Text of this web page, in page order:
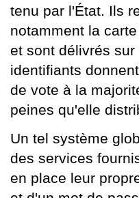
tenu par l'État. Ils
notamment la
et sont délivrés
identifiants
de vote à la
peines qu'elle
Un tel système
des services
en place leur